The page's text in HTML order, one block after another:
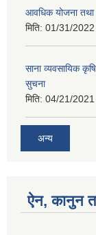
आवधिक योजना तथा
मिति: 01/31/
साना व्यवसायिक
सुचना
मिति: 04/21/
अन्य
ऐन, कानुन